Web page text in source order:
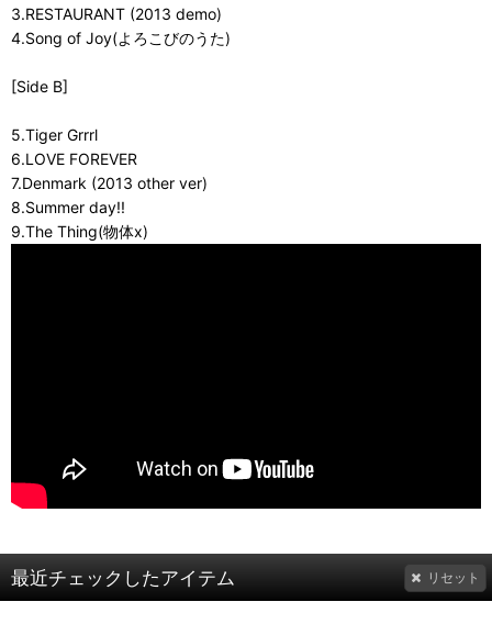
3.RESTAURANT (2013 demo)
4.Song of Joy(よろこびのうた)
[Side B]
5.Tiger Grrrl
6.LOVE FOREVER
7.Denmark (2013 other ver)
8.Summer day!!
9.The Thing(物体x)
最近チェックしたアイテム リセット